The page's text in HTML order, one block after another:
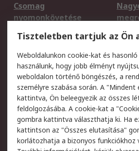
Csomag
nyomonkövetése
Regisztráció
Termékvisszaküldés
Szolgáltatások
Jogi
Adatvédelmi
szabályzat
Az
Cookie szabályzat
Email
Webhelyre vonatkozó
Tiszteletben tartjuk az Ön
Weboldalunkon cookie-kat és
használunk, hogy jobb élményt
weboldalon történő böngészés, a
személyre szabása során. A
kattintva, Ön beleegyezik az összes
feldolgozásába. A cookie-kat a
gombra kattintva választhatja ki. Ha
kattintson az "Összes elutasítása"
korlátozhatja a bizonyos funkciókhoz